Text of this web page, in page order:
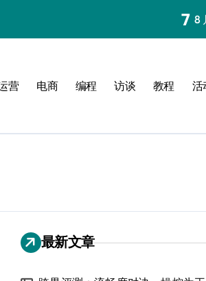
7 8
营 电商 编程 访谈 教程 活
最新文章